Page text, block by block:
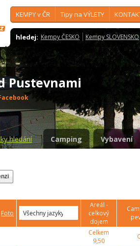
KEMPY v ČR Tipy na VÝLETY
hledej: Kempy ČESKO Kempy SLOVENSKO
Pustevnami
hledání Camping Vybavení
Foto
Areál -
celkový
dojem
Celkem
9,50